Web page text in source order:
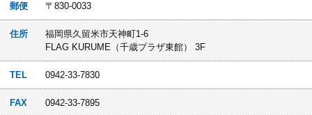
郵便 〒830-0033
住所
福岡県久留米市天神町1-6
FLAG KURUME（千歳プラザ東館） 3F
TEL 0942-33-7830
FAX 0942-33-7895